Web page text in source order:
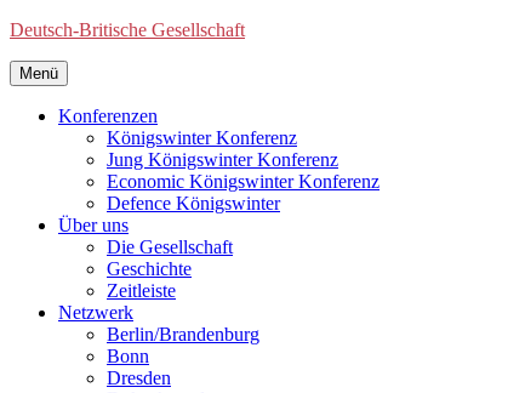
Deutsch-Britische Gesellschaft
Menü
Konferenzen
Königswinter Konferenz
Jung Königswinter Konferenz
Economic Königswinter Konferenz
Defence Königswinter
Über uns
Die Gesellschaft
Geschichte
Zeitleiste
Netzwerk
Berlin/Brandenburg
Bonn
Dresden